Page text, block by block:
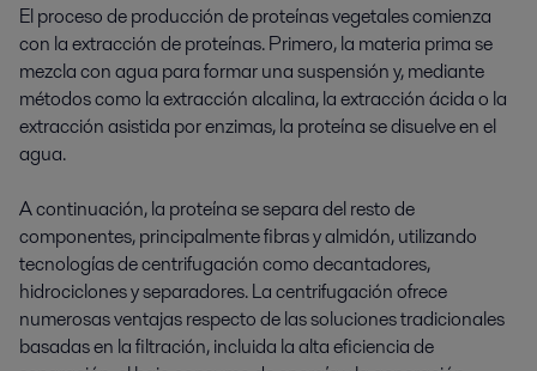
El proceso de producción de proteínas vegetales comienza
con la extracción de proteínas. Primero, la materia prima se
mezcla con agua para formar una suspensión y, mediante
métodos como la extracción alcalina, la extracción ácida o la
extracción asistida por enzimas, la proteína se disuelve en el
agua.
A continuación, la proteína se separa del resto de
componentes, principalmente fibras y almidón, utilizando
tecnologías de centrifugación como decantadores,
hidrociclones y separadores. La centrifugación ofrece
numerosas ventajas respecto de las soluciones tradicionales
basadas en la filtración, incluida la alta eficiencia de